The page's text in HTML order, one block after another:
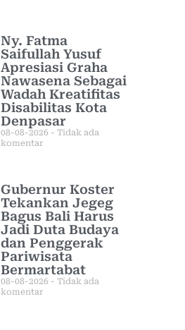
Ny. Fatma
Saifullah Yusuf
Apresiasi Graha
Nawasena Sebagai
Wadah Kreatifitas
Disabilitas Kota
Denpasar
08-08-2026
Tidak ada
komentar
Gubernur Koster
Tekankan Jegeg
Bagus Bali Harus
Jadi Duta Budaya
dan Penggerak
Pariwisata
Bermartabat
08-08-2026
Tidak ada
komentar